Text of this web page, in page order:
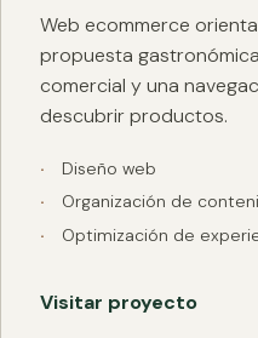
Web ecommerce
propuesta
comercial y una
descubrir productos.
Diseño web
Organización de
Optimización de
Visitar proyecto